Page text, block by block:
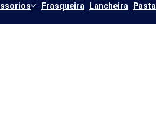
Frasqueira Lancheira Pasta